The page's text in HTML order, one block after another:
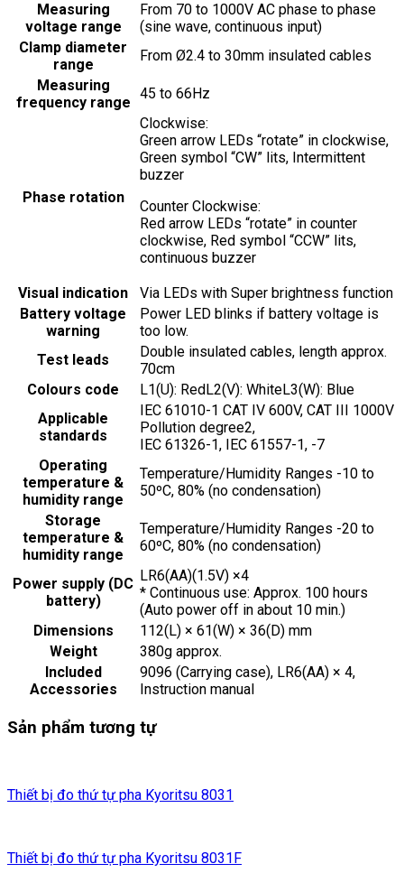
Measuring
voltage range
From 70 to 1000V AC phase to phase
(sine wave, continuous input)
Clamp diameter
range
From Ø2.4 to 30mm insulated cables
Measuring
frequency range
45 to 66Hz
Phase rotation
Clockwise:
Green arrow LEDs “rotate” in clockwise,
Green symbol “CW” lits, Intermittent
buzzer
Counter Clockwise:
Red arrow LEDs “rotate” in counter
clockwise, Red symbol “CCW” lits,
continuous buzzer
Visual indication
Via LEDs with Super brightness function
Battery voltage
warning
Power LED blinks if battery voltage is
too low.
Test leads
Double insulated cables, length approx.
70cm
Colours code
L1(U): RedL2(V): WhiteL3(W): Blue
Applicable
standards
IEC 61010-1 CAT IV 600V, CAT III 1000V
Pollution degree2,
IEC 61326-1, IEC 61557-1, -7
Operating
temperature &
humidity range
Temperature/Humidity Ranges -10 to
50ºC, 80% (no condensation)
Storage
temperature &
humidity range
Temperature/Humidity Ranges -20 to
60ºC, 80% (no condensation)
Power supply (DC
battery)
LR6(AA)(1.5V) ×4
* Continuous use: Approx. 100 hours
(Auto power off in about 10 min.)
Dimensions
112(L) × 61(W) × 36(D) mm
Weight
380g approx.
Included
Accessories
9096 (Carrying case), LR6(AA) × 4,
Instruction manual
Sản phẩm tương tự
Thiết bị đo thứ tự pha Kyoritsu 8031
Thiết bị đo thứ tự pha Kyoritsu 8031F